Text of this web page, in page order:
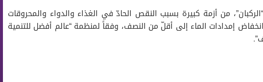
“الركبان”، من أزمة كبيرة بسبب النقص الحادّ في الغذاء والدواء والمحروقات
إمدادات الماء إلى أقلّ من النصف، وفقاً لمنظمة “عالم أفضل للتنمية